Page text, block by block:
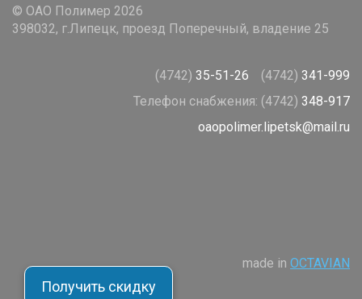
© ОАО Полимер 2026
398032, г.Липецк, проезд Поперечный, владение 25
(4742) 35-51-26 (4742) 341-999
Телефон снабжения: (4742) 348-917
oaopolimer.lipetsk@mail.ru
made in OCTAVIAN
Получить скидку